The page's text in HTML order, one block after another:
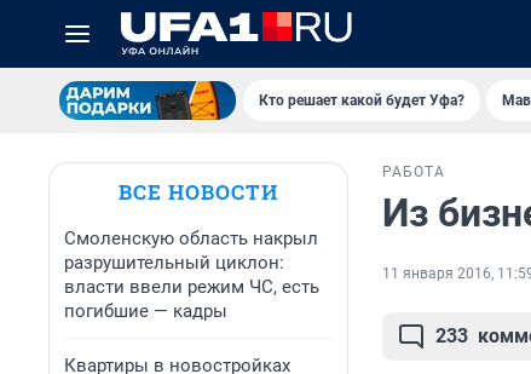
Кто решает какой будет Уфа?
ВСЕ НОВОСТИ
Смоленскую область накрыл
разрушительный циклон:
власти ввели режим ЧС, есть
погибшие — кадры
Квартиры в новостройках
РАБОТА
Из
11 января 2016,
233